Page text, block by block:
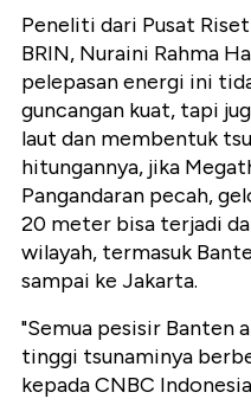
Peneliti dari Pusat
BRIN, Nuraini Rahma
pelepasan energi ini
guncangan kuat, tapi
laut dan membentuk
hitungannya, jika
Pangandaran pecah,
20 meter bisa terjadi
wilayah, termasuk
sampai ke Jakarta.
"Semua pesisir Banten
tinggi tsunaminya
kepada CNBC